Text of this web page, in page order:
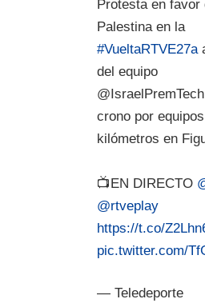
Protesta en favor
Palestina en la
#VueltaRTVE27a
del equipo
crono por
kilómetros en
📺EN DIRECTO
@rtveplay
https://t.co/
pic.twitter.com/
— Teledeporte